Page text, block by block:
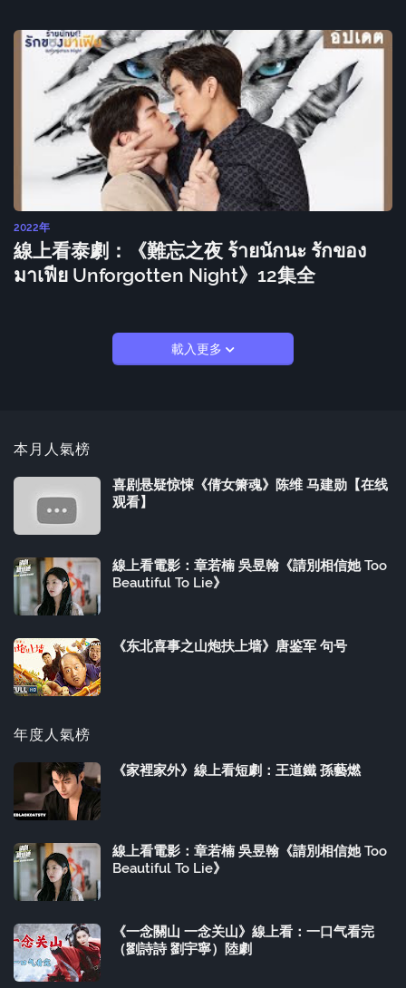
2022年
線上看泰劇：《難忘之夜 ร้ายนักนะ รักของ
มาเฟีย Unforgotten Night》12集全
載入更多
本月人氣榜
喜剧悬疑惊悚《倩女箫魂》陈维 马建勋【在线
观看】
線上看電影：章若楠 吳昱翰《請別相信她 Too
Beautiful To Lie》
《东北喜事之山炮扶上墙》唐鉴军 句号
年度人氣榜
《家裡家外》線上看短劇：王道鐵 孫藝燃
線上看電影：章若楠 吳昱翰《請別相信她 Too
Beautiful To Lie》
《一念關山 一念关山》線上看：一口气看完
（劉詩詩 劉宇寧）陸劇